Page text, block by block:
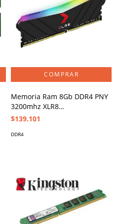
Memoria Ram 8Gb DDR4 PNY
3200mhz XLR8
MD8GD4320016XRGB
$139.101
DDR4